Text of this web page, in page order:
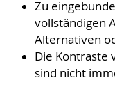
Zu
vollständigen
Alternativen
Die Kontraste
sind nicht